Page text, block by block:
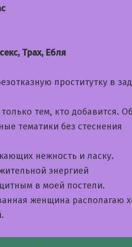
Трах, Ебля
проститутку в зад
тем, кто добавится.
тематики без стеснения
нежность и ласку.
энергией
в моей постели.
женщина располагаю